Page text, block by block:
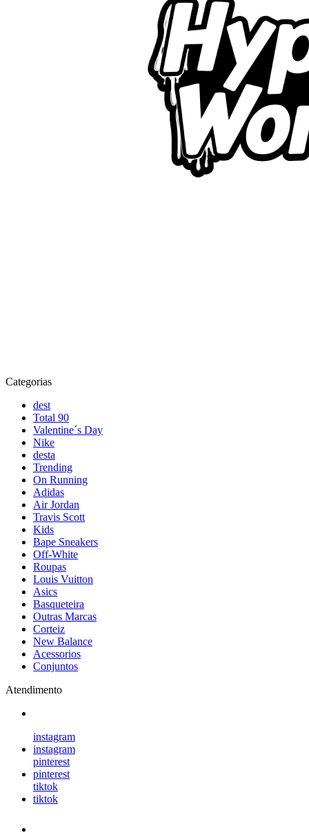
Categorias
dest
Total 90
Valentine´s Day
Nike
desta
Trending
On Running
Adidas
Air Jordan
Travis Scott
Kids
Bape Sneakers
Off-White
Roupas
Louis Vuitton
Asics
Basqueteira
Outras Marcas
Corteiz
New Balance
Acessorios
Conjuntos
Atendimento
instagram
instagram
pinterest
pinterest
tiktok
tiktok